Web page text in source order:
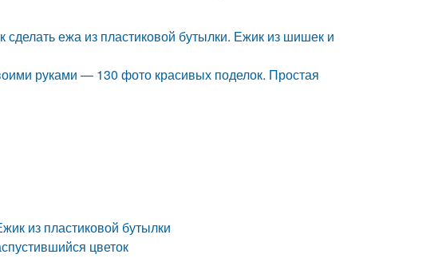
ежа из пластиковой бутылки. Ежик из шишек и
руками — 130 фото красивых поделок. Простая
из пластиковой бутылки
цветок